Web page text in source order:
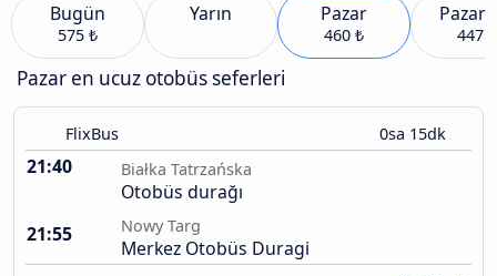
Bugün
575 ₺
Yarın Pazar
460 ₺ 447 ₺
Pazar en ucuz otobüs seferleri
FlixBus 0sa 15dk
21:40 Białka Tatrzańska
Otobüs durağı
21:55
Nowy Targ
Merkez Otobüs Duragi